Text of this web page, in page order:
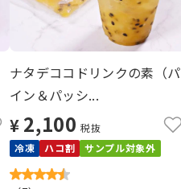
ナタデココドリンクの素（パ
イン＆パッシ...
¥ 2,100 税抜
冷凍
ハコ割 サンプル対象外